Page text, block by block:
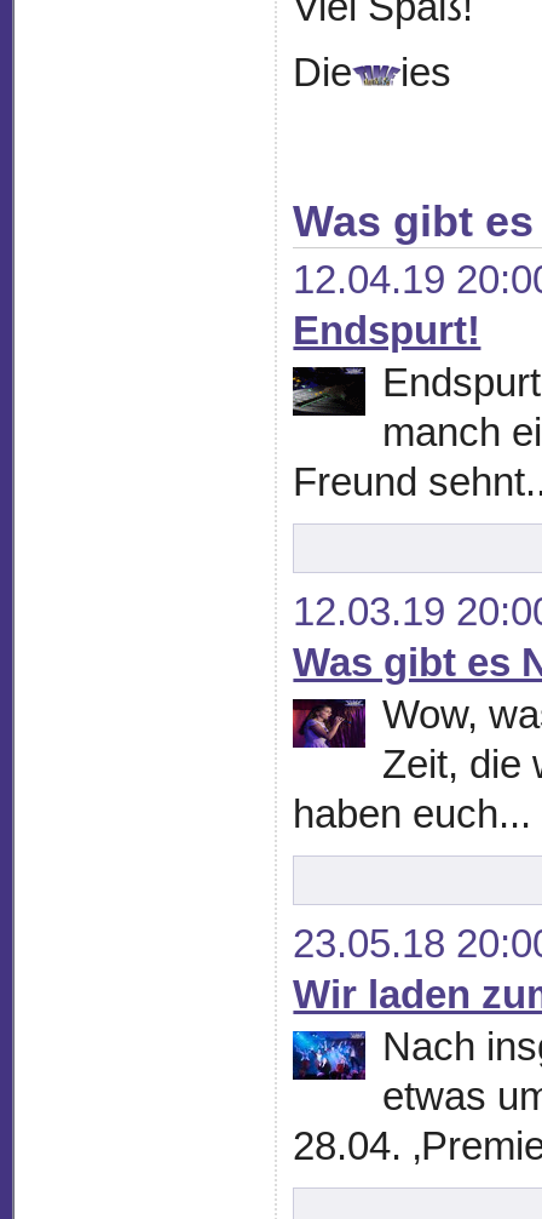
Die
ies
Was gibt
12.04.19
Endspurt!
manch
Freund
12.03.19
Was gibt es
Wow,
Zeit, die
haben euch...
23.05.18
Wir laden
Nach
etwas
28.04.